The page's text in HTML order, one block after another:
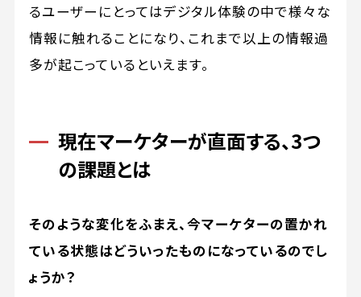
るユーザーにとってはデジタル体験の中で様々な
情報に触れることになり、これまで以上の情報過
多が起こっているといえます。
現在マーケターが直面する、3つ
の課題とは
そのような変化をふまえ、今マーケターの置かれ
ている状態はどういったものになっているのでし
ょうか？